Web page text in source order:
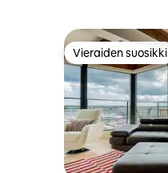
Vieraiden suosikki
Vieraiden suosikki